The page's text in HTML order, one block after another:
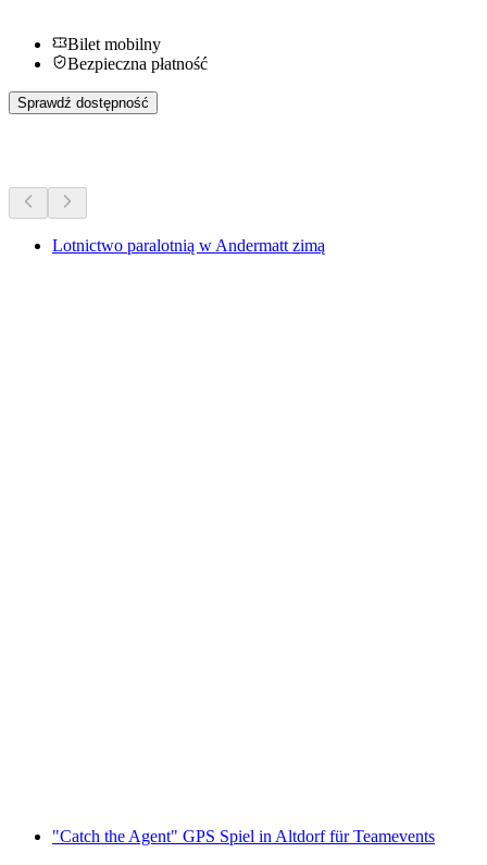
Bilet mobilny
Bezpieczna płatność
Sprawdź dostępność
Lotnictwo paralotnią w Andermatt zimą
"Catch the Agent" GPS Spiel in Altdorf für Teamevents